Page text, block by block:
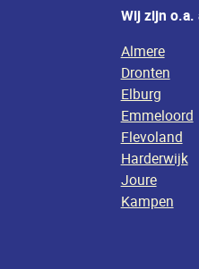
Wij zijn
Almere
Dronten
Elburg
Emmeloord
Flevoland
Harderwijk
Joure
Kampen